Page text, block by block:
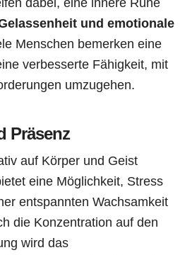
und emotionale
Menschen bemerken eine
verbesserte Fähigkeit, mit
umzugehen.
Präsenz
auf Körper und Geist
eine Möglichkeit, Stress
entspannten Wachsamkeit
die Konzentration auf den
wird das